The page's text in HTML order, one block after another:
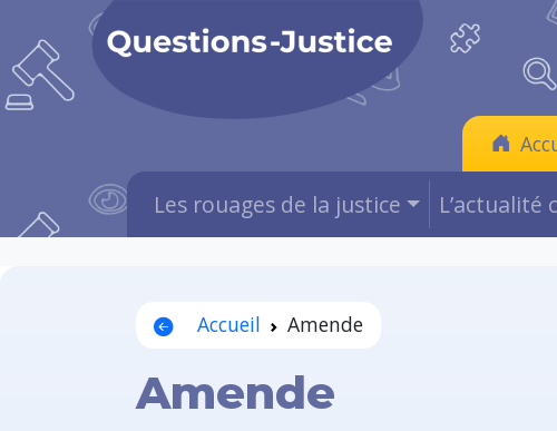
Les rouages de la justice L’actualité
Accueil Amende
Amende